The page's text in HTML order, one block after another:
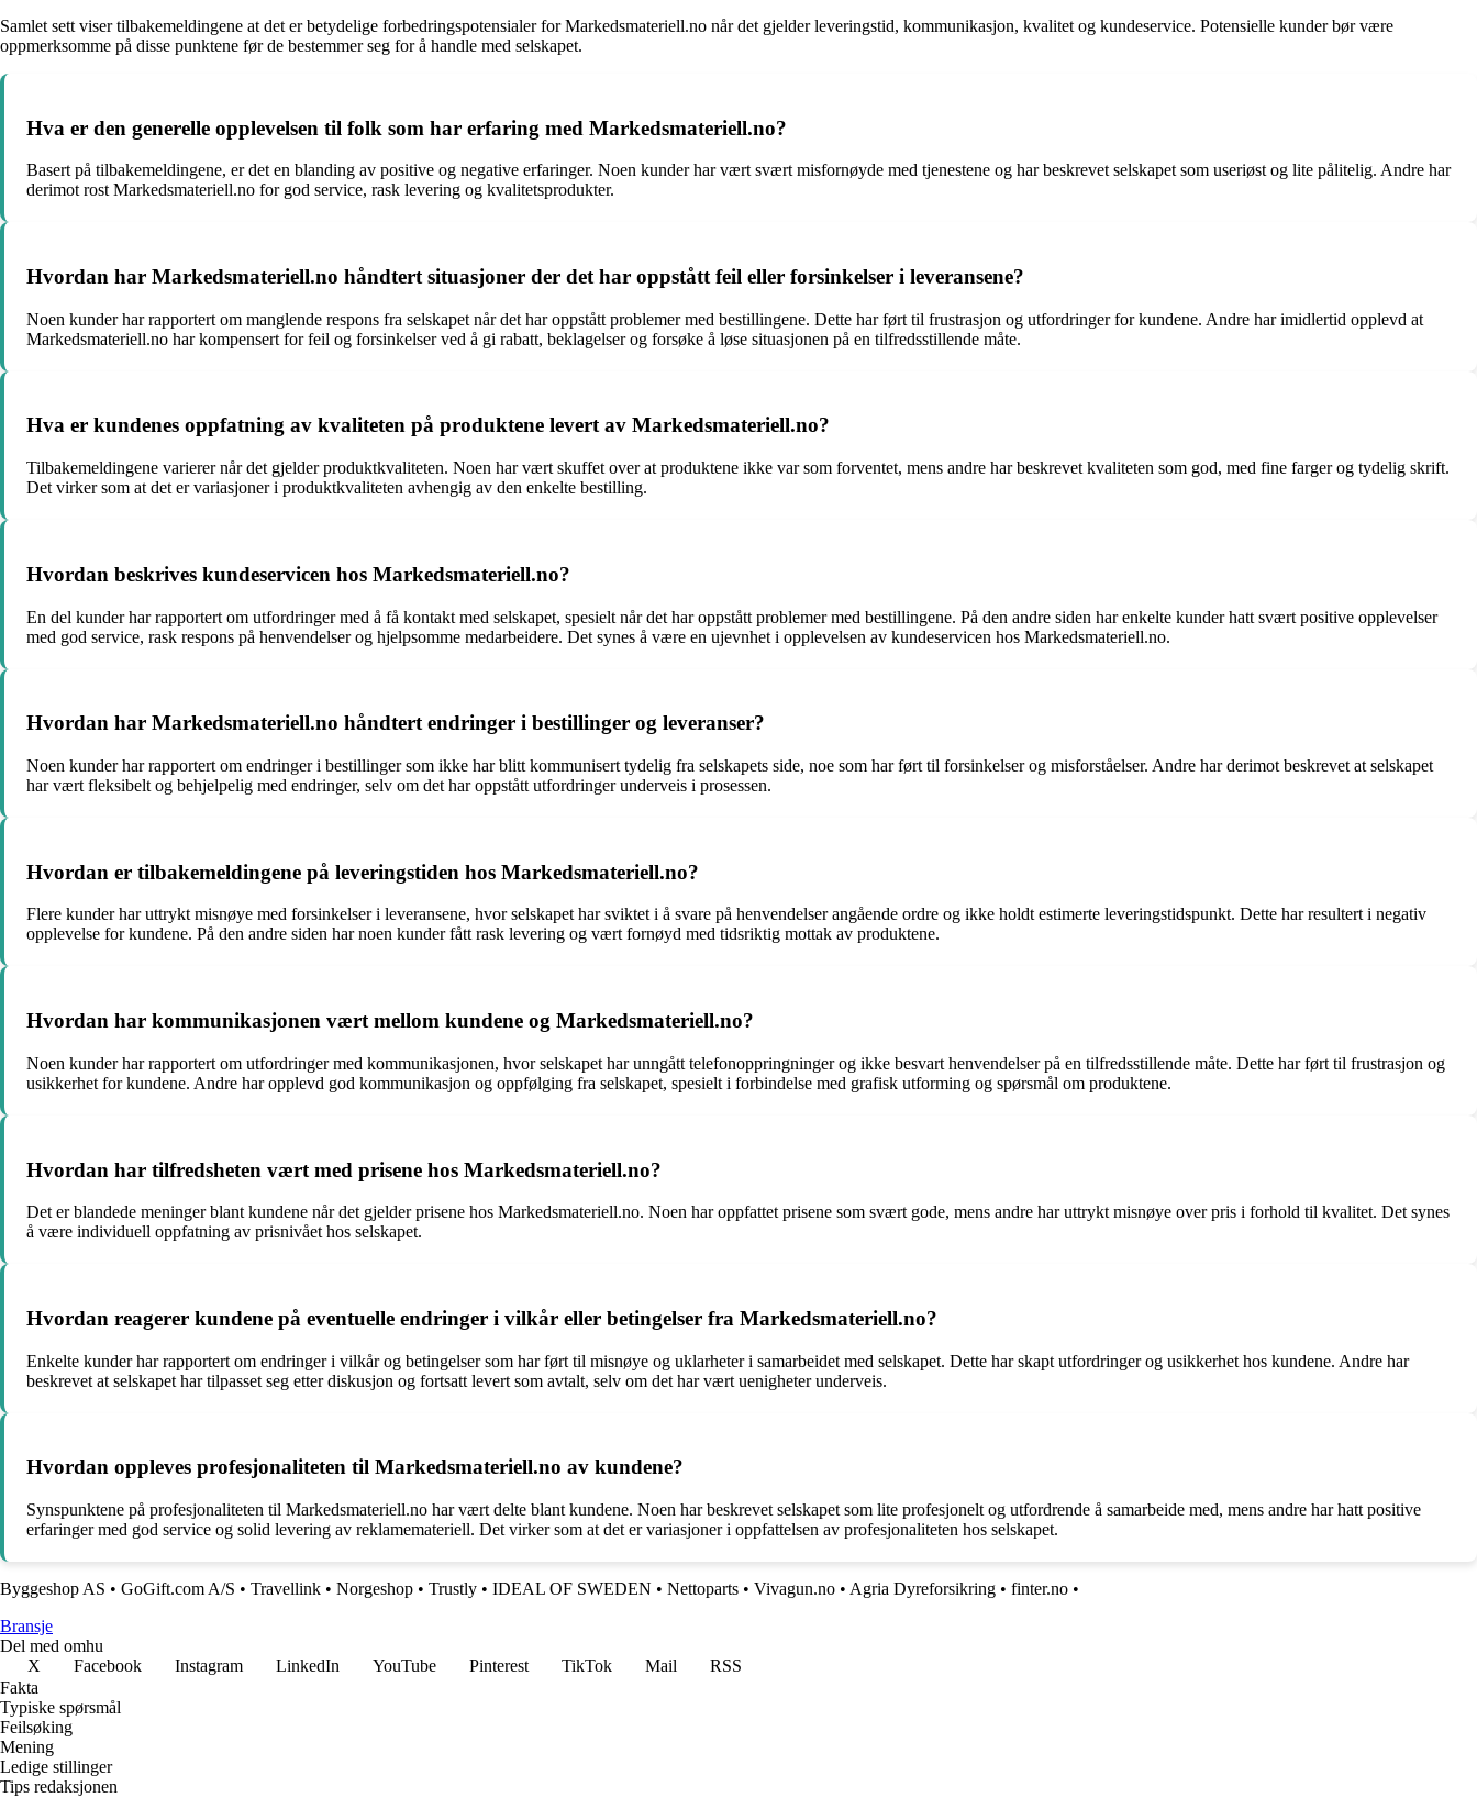
Samlet sett viser tilbakemeldingene at det er betydelige forbedringspotensialer for Markedsmateriell.no når det gjelder leveringstid, kommunikasjon, kvalitet og kundeservice. Potensielle kunder bør være
oppmerksomme på disse punktene før de bestemmer seg for å handle med selskapet.
Hva er den generelle opplevelsen til folk som har erfaring med Markedsmateriell.no?
Basert på tilbakemeldingene, er det en blanding av positive og negative erfaringer. Noen kunder har vært svært misfornøyde med tjenestene og har beskrevet selskapet som useriøst og lite pålitelig. Andre har
derimot rost Markedsmateriell.no for god service, rask levering og kvalitetsprodukter.
Hvordan har Markedsmateriell.no håndtert situasjoner der det har oppstått feil eller forsinkelser i leveransene?
Noen kunder har rapportert om manglende respons fra selskapet når det har oppstått problemer med bestillingene. Dette har ført til frustrasjon og utfordringer for kundene. Andre har imidlertid opplevd at
Markedsmateriell.no har kompensert for feil og forsinkelser ved å gi rabatt, beklagelser og forsøke å løse situasjonen på en tilfredsstillende måte.
Hva er kundenes oppfatning av kvaliteten på produktene levert av Markedsmateriell.no?
Tilbakemeldingene varierer når det gjelder produktkvaliteten. Noen har vært skuffet over at produktene ikke var som forventet, mens andre har beskrevet kvaliteten som god, med fine farger og tydelig skrift.
Det virker som at det er variasjoner i produktkvaliteten avhengig av den enkelte bestilling.
Hvordan beskrives kundeservicen hos Markedsmateriell.no?
En del kunder har rapportert om utfordringer med å få kontakt med selskapet, spesielt når det har oppstått problemer med bestillingene. På den andre siden har enkelte kunder hatt svært positive opplevelser
med god service, rask respons på henvendelser og hjelpsomme medarbeidere. Det synes å være en ujevnhet i opplevelsen av kundeservicen hos Markedsmateriell.no.
Hvordan har Markedsmateriell.no håndtert endringer i bestillinger og leveranser?
Noen kunder har rapportert om endringer i bestillinger som ikke har blitt kommunisert tydelig fra selskapets side, noe som har ført til forsinkelser og misforståelser. Andre har derimot beskrevet at selskapet
har vært fleksibelt og behjelpelig med endringer, selv om det har oppstått utfordringer underveis i prosessen.
Hvordan er tilbakemeldingene på leveringstiden hos Markedsmateriell.no?
Flere kunder har uttrykt misnøye med forsinkelser i leveransene, hvor selskapet har sviktet i å svare på henvendelser angående ordre og ikke holdt estimerte leveringstidspunkt. Dette har resultert i negativ
opplevelse for kundene. På den andre siden har noen kunder fått rask levering og vært fornøyd med tidsriktig mottak av produktene.
Hvordan har kommunikasjonen vært mellom kundene og Markedsmateriell.no?
Noen kunder har rapportert om utfordringer med kommunikasjonen, hvor selskapet har unngått telefonoppringninger og ikke besvart henvendelser på en tilfredsstillende måte. Dette har ført til frustrasjon og
usikkerhet for kundene. Andre har opplevd god kommunikasjon og oppfølging fra selskapet, spesielt i forbindelse med grafisk utforming og spørsmål om produktene.
Hvordan har tilfredsheten vært med prisene hos Markedsmateriell.no?
Det er blandede meninger blant kundene når det gjelder prisene hos Markedsmateriell.no. Noen har oppfattet prisene som svært gode, mens andre har uttrykt misnøye over pris i forhold til kvalitet. Det synes
å være individuell oppfatning av prisnivået hos selskapet.
Hvordan reagerer kundene på eventuelle endringer i vilkår eller betingelser fra Markedsmateriell.no?
Enkelte kunder har rapportert om endringer i vilkår og betingelser som har ført til misnøye og uklarheter i samarbeidet med selskapet. Dette har skapt utfordringer og usikkerhet hos kundene. Andre har
beskrevet at selskapet har tilpasset seg etter diskusjon og fortsatt levert som avtalt, selv om det har vært uenigheter underveis.
Hvordan oppleves profesjonaliteten til Markedsmateriell.no av kundene?
Synspunktene på profesjonaliteten til Markedsmateriell.no har vært delte blant kundene. Noen har beskrevet selskapet som lite profesjonelt og utfordrende å samarbeide med, mens andre har hatt positive
erfaringer med god service og solid levering av reklamemateriell. Det virker som at det er variasjoner i oppfattelsen av profesjonaliteten hos selskapet.
Byggeshop AS • GoGift.com A/S • Travellink • Norgeshop • Trustly • IDEAL OF SWEDEN • Nettoparts • Vivagun.no • Agria Dyreforsikring • finter.no •
Bransje
Del med omhu
X
Facebook Instagram LinkedIn YouTube Pinterest TikTok Mail
RSS
Fakta
Typiske spørsmål
Feilsøking
Mening
Ledige stillinger
Tips redaksjonen